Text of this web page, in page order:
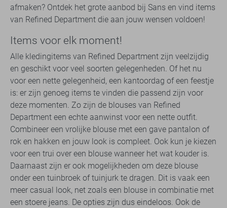
afmaken? Ontdek het grote aanbod bij Sans en vind items
van Refined Department die aan jouw wensen voldoen!
Items voor elk moment!
Alle kledingitems van Refined Department zijn veelzijdig
en geschikt voor veel soorten gelegenheden. Of het nu
voor een nette gelegenheid, een kantoordag of een feestje
is: er zijn genoeg items te vinden die passend zijn voor
deze momenten. Zo zijn de blouses van Refined
Department een echte aanwinst voor een nette outfit.
Combineer een vrolijke blouse met een gave pantalon of
rok en hakken en jouw look is compleet. Ook kun je kiezen
voor een trui over een blouse wanneer het wat kouder is.
Daarnaast zijn er ook mogelijkheden om deze blouse
onder een tuinbroek of tuinjurk te dragen. Dit is vaak een
meer casual look, net zoals een blouse in combinatie met
een stoere jeans. De opties zijn dus eindeloos. Ook de